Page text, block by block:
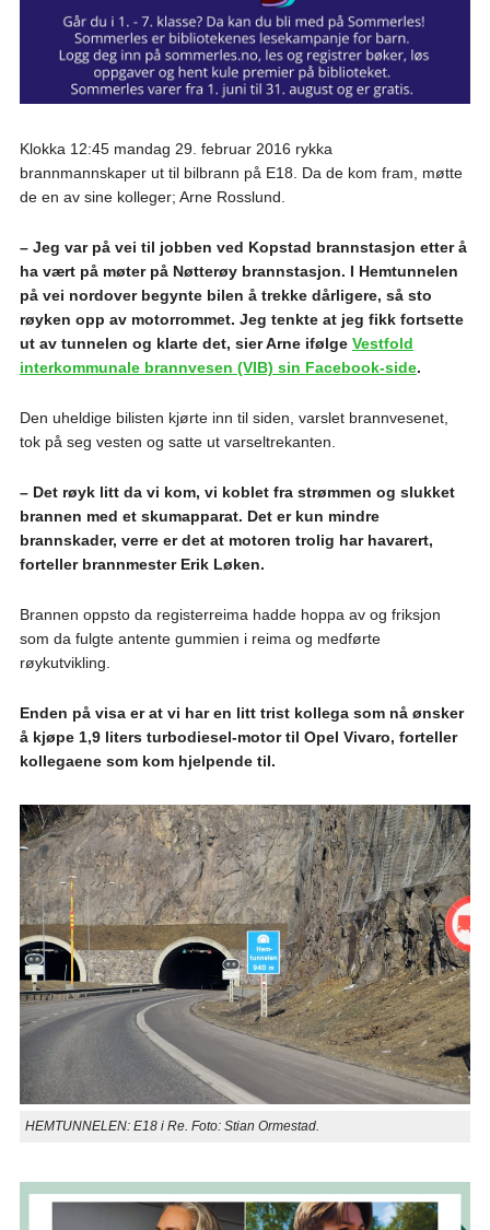
Klokka 12:45 mandag 29. februar 2016 rykka
brannmannskaper ut til bilbrann på E18. Da de kom fram, møtte
de en av sine kolleger; Arne Rosslund.
– Jeg var på vei til jobben ved Kopstad brannstasjon etter å
ha vært på møter på Nøtterøy brannstasjon. I Hemtunnelen
på vei nordover begynte bilen å trekke dårligere, så sto
røyken opp av motorrommet. Jeg tenkte at jeg fikk fortsette
ut av tunnelen og klarte det, sier Arne ifølge Vestfold
interkommunale brannvesen (VIB) sin Facebook-side.
Den uheldige bilisten kjørte inn til siden, varslet brannvesenet,
tok på seg vesten og satte ut varseltrekanten.
– Det røyk litt da vi kom, vi koblet fra strømmen og slukket
brannen med et skumapparat. Det er kun mindre
brannskader, verre er det at motoren trolig har havarert,
forteller brannmester Erik Løken.
Brannen oppsto da registerreima hadde hoppa av og friksjon
som da fulgte antente gummien i reima og medførte
røykutvikling.
Enden på visa er at vi har en litt trist kollega som nå ønsker
å kjøpe 1,9 liters turbodiesel-motor til Opel Vivaro, forteller
kollegaene som kom hjelpende til.
HEMTUNNELEN: E18 i Re. Foto: Stian Ormestad.